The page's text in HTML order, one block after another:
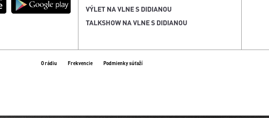
VÝLET NA VLNE S DIDIANOU
TALKSHOW NA VLNE S DIDIANOU
O rádiu Frekvencie Podmienky súťaží